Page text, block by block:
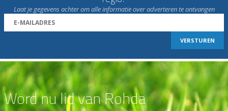
Laat je gegevens achter om alle informatie over adverteren te ontvangen
Word nu lid van Rohda